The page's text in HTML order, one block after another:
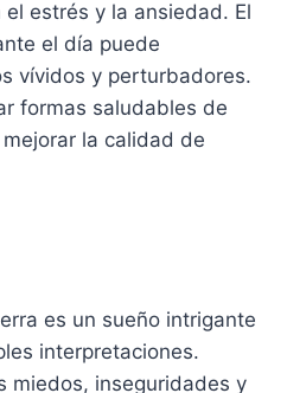
estrés y la ansiedad. El
el día puede
vívidos y perturbadores.
formas saludables de
la calidad de
es un sueño intrigante
interpretaciones.
miedos, inseguridades y